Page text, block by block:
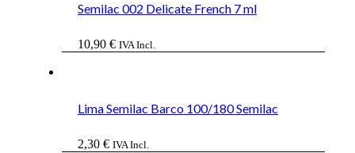
Semilac 002 Delicate French 7 ml
10,90 € IVA Incl.
Lima Semilac Barco 100/180 Semilac
2,30 € IVA Incl.